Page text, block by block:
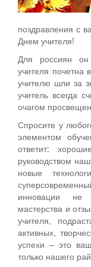
поздравления с
Днем учителя!
Для россиян
учителя почетна
учителю шли за
учитель всегда
очагом
Спросите у
элементом
ответит:
руководством
новые
инновации не
мастерства и
учителя,
активных,
успехи – это
только нашего